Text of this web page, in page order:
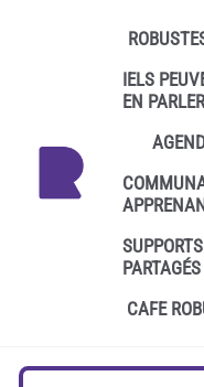
Aller au contenu
IELS
EN PARLER
SUPPORTS
PARTAGÉS
CAFE